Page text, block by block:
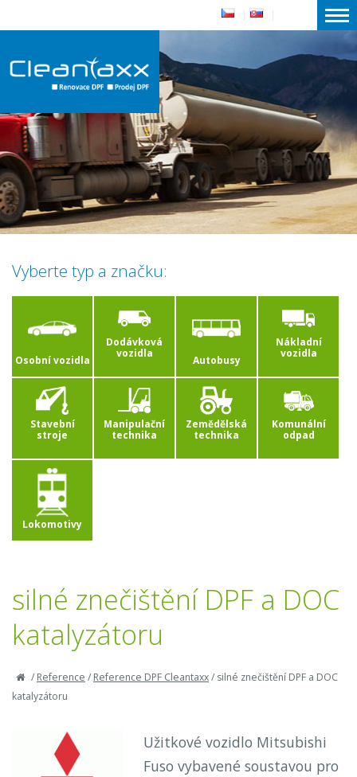
Vyberte typ a značku:
Osobní vozidla
Dodávková
vozidla
Autobusy
Nákladní
vozidla
Stavební
stroje
Manipulační
technika
Zemědělská
technika
Komunální
odpad
Lokomotivy
silné znečištění DPF a DOC
katalyzátoru
/Reference /Reference DPF Cleantaxx/silné znečištění DPF a DOC
katalyzátoru
Užitkové vozidlo Mitsubishi
Fuso vybavené soustavou pro